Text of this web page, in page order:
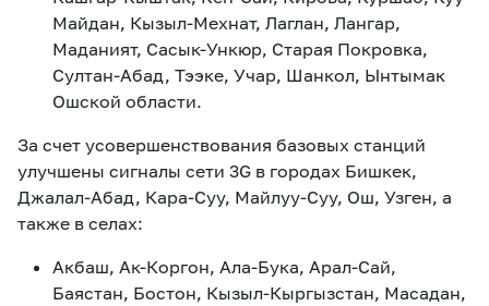
Майдан, Кызыл-Мехнат, Лаглан, Лангар,
Маданият, Сасык-Ункюр, Старая Покровка,
Султан-Абад, Тээке, Учар, Шанкол, Ынтымак
Ошской области.
За счет усовершенствования базовых станций
улучшены сигналы сети 3G в городах Бишкек,
Джалал-Абад, Кара-Суу, Майлуу-Суу, Ош, Узген, а
также в селах:
Акбаш, Ак-Коргон, Ала-Бука, Арал-Сай,
Баястан, Бостон, Кызыл-Кыргызстан, Масадан,